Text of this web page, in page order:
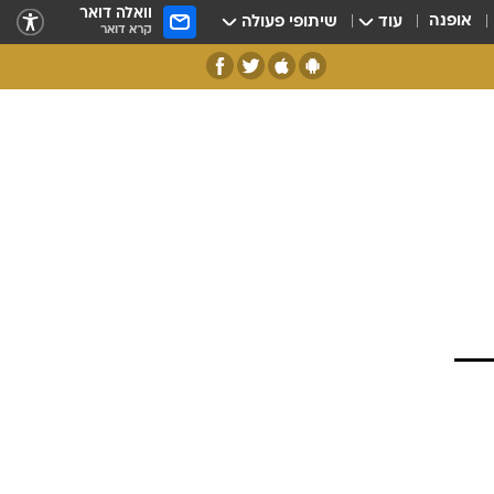
אופנה עוד שיתופי פעולה וואלה דואר
קרא דואר